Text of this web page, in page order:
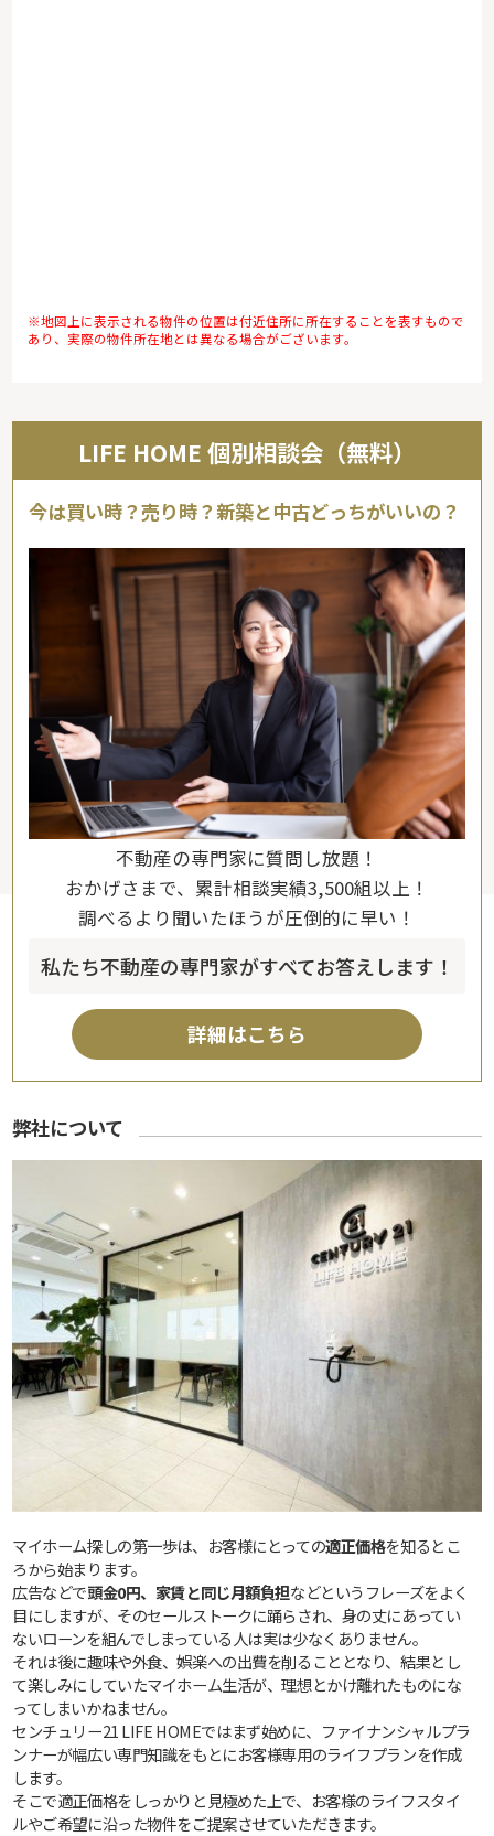
※地図上に表示される物件の位置は付近住所に所在することを表すもので
あり、実際の物件所在地とは異なる場合がございます。
LIFE HOME 個別相談会（無料）
今は買い時？売り時？新築と中古どっちがいいの？
不動産の専門家に質問し放題！
おかげさまで、累計相談実績3,500組以上！
調べるより聞いたほうが圧倒的に早い！
私たち不動産の専門家がすべてお答えします！
詳細はこちら
弊社について
マイホーム探しの第一歩は、お客様にとっての適正価格を知るとこ
ろから始まります。
広告などで頭金0円、家賃と同じ月額負担などというフレーズをよく
目にしますが、そのセールストークに踊らされ、身の丈にあってい
ないローンを組んでしまっている人は実は少なくありません。
それは後に趣味や外食、娯楽への出費を削ることとなり、結果とし
て楽しみにしていたマイホーム生活が、理想とかけ離れたものにな
ってしまいかねません。
センチュリー21 LIFE HOMEではまず始めに、ファイナンシャルプラ
ンナーが幅広い専門知識をもとにお客様専用のライフプランを作成
します。
そこで適正価格をしっかりと見極めた上で、お客様のライフスタイ
ルやご希望に沿った物件をご提案させていただきます。